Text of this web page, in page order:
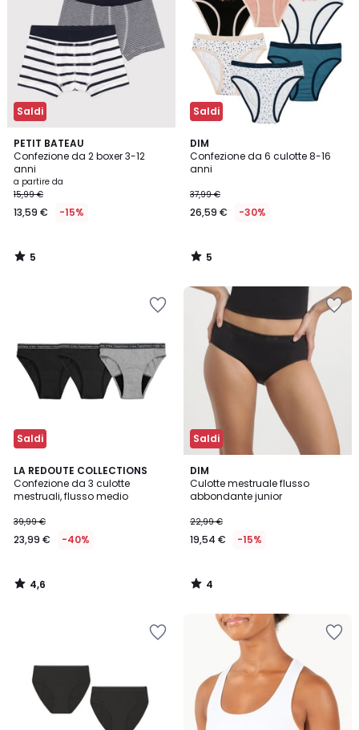
Saldi
PETIT BATEAU
Confezione da 2 boxer 3-12
anni
a partire da
15,99 €
13,59 € -15%
5
/
5
5
/
Saldi
DIM
Confezione da 6 culotte 8-16
anni
37,99 €
26,59 € -30%
5
/
5
5
/
Saldi
LA REDOUTE COLLECTIONS
Confezione da 3 culotte
mestruali, flusso medio
39,99 €
23,99 € -40%
4,6
/ 5
4,6
/
Saldi
DIM
Culotte mestruale flusso
abbondante junior
22,99 €
19,54 € -15%
4
/
5
4
/